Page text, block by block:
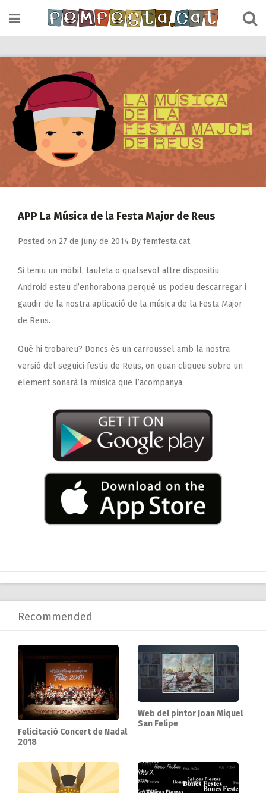
content
APP La Música de la Festa Major de Reus
Posted on 27 de juny de 2014 By femfesta.cat
Si teniu un mòbil, tauleta o qualsevol altre dispositiu
Android esteu d’enhorabona perquè us podeu descarregar i
gaudir de la nostra aplicació de la música de la Festa Major
de Reus.
Què hi trobareu? Doncs és un carroussel amb la nostra
versió del seguici festiu de Reus, on quan cliqueu sobre un
element sonarà la música que l’acompanya.
Recommended
Felicitació Concert de Nadal
2018
Web del pintor Joan Miquel
San Felipe